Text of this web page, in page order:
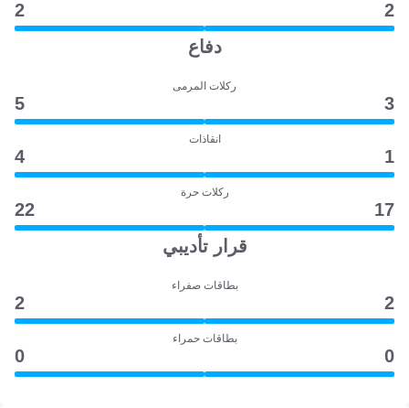
2
2
دفاع
ركلات المرمى
3
5
انقاذات
1
4
ركلات حرة
17
22
قرار تأديبي
بطاقات صفراء
2
2
بطاقات حمراء
0
0